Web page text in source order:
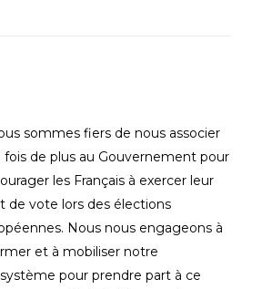
sommes fiers de nous associer
fois de plus au Gouvernement pour
les Français à exercer leur
de vote lors des élections
Nous nous engageons à
et à mobiliser notre
pour prendre part à ce